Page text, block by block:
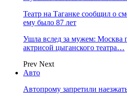
Театр на Таганке сообщил о
ему было 87 лет
Ушла вслед за мужем: Москва
актрисой цыганского театра…
Prev Next
Авто
Автопрому запретили